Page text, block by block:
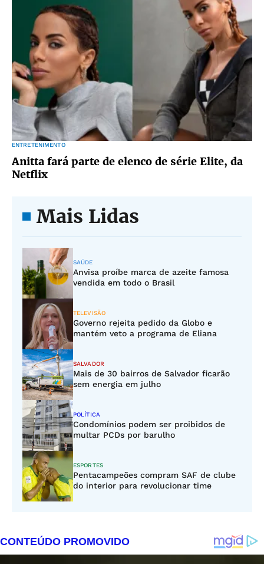
ENTRETENIMENTO
Anitta fará parte de elenco de série Elite, da
Netflix
Mais Lidas
SAÚDE
Anvisa proíbe marca de azeite famosa
vendida em todo o Brasil
TELEVISÃO
Governo rejeita pedido da Globo e
mantém veto a programa de Eliana
SALVADOR
Mais de 30 bairros de Salvador ficarão
sem energia em julho
POLÍTICA
Condomínios podem ser proibidos de
multar PCDs por barulho
ESPORTES
Pentacampeões compram SAF de clube
do interior para revolucionar time